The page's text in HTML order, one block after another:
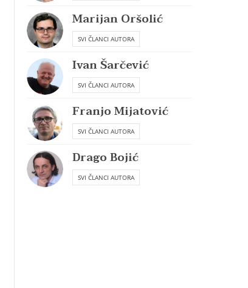
Marijan Oršolić
SVI ČLANCI AUTORA
Ivan Šarčević
SVI ČLANCI AUTORA
Franjo Mijatović
SVI ČLANCI AUTORA
Drago Bojić
SVI ČLANCI AUTORA